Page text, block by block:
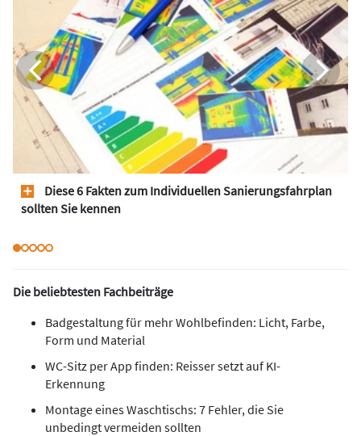
Diese 6 Fakten zum Individuellen Sanierungsfahrplan
sollten Sie kennen
Die beliebtesten Fachbeiträge
Badgestaltung für mehr Wohlbefinden: Licht, Farbe,
Form und Material
WC-Sitz per App finden: Reisser setzt auf KI-
Erkennung
Montage eines Waschtischs: 7 Fehler, die Sie
unbedingt vermeiden sollten